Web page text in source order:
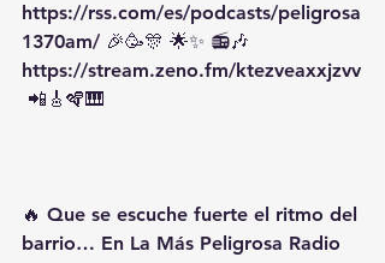
https://rss.com/es/podcasts/peligrosa
1370am/ 🎉🥳🎊 🌟✨ 📻🎶
https://stream.zeno.fm/ktezveaxxjzvv
📲🎸🪇🎹
🔥 Que se escuche fuerte el ritmo del
barrio… En La Más Peligrosa Radio